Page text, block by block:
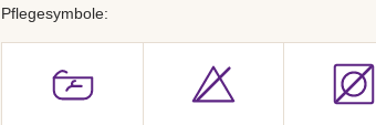
Pflegesymbole: